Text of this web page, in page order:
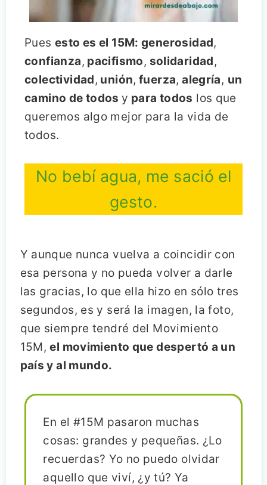
Puesesto es el 15M: generosidad,
confianza, pacifismo, solidaridad,
colectividad, unión, fuerza, alegría, un
camino de todos y para todos los que
queremos algo mejor para la vida de
todos.
No bebí agua, me sació el
gesto.
Y aunque nunca vuelva a coincidir con
esa persona y no pueda volver a darle
las gracias, lo que ella hizo en sólo tres
segundos, es y será la imagen, la foto,
que siempre tendré del Movimiento
15M,el movimiento que despertó a un
país y al mundo.
En el #15M pasaron muchas
cosas: grandes y pequeñas. ¿Lo
recuerdas? Yo no puedo olvidar
aquello que viví, ¿y tú? Ya